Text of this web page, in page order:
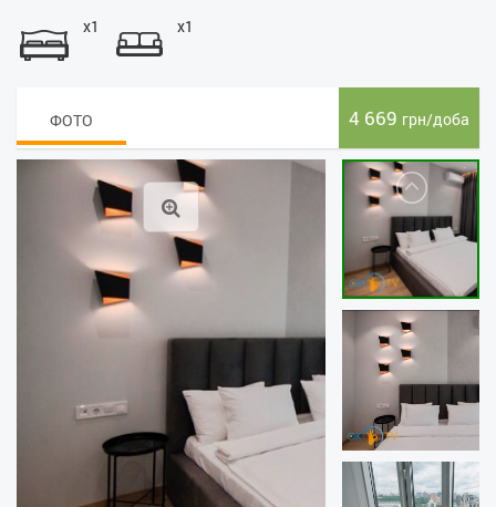
x1 x1
ФОТО 4 669 грн/доба